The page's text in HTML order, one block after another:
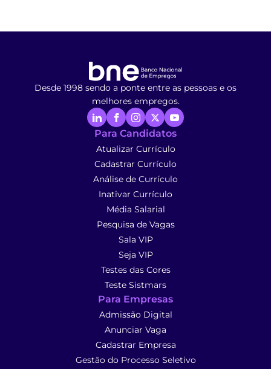
Desde 1998 sendo a ponte entre as pessoas e os
melhores empregos.
Para Candidatos
Atualizar Currículo
Cadastrar Currículo
Análise de Currículo
Inativar Currículo
Média Salarial
Pesquisa de Vagas
Sala VIP
Seja VIP
Testes das Cores
Teste Sistmars
Para Empresas
Admissão Digital
Anunciar Vaga
Cadastrar Empresa
Gestão do Processo Seletivo